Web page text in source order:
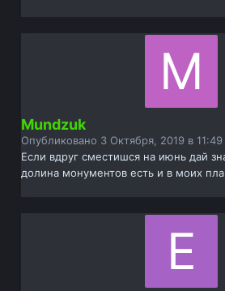
Mundzuk
Опубликовано 3 Октября, 2019 в 11:49
Если вдруг сместишся на июнь дай
долина монументов есть и в моих